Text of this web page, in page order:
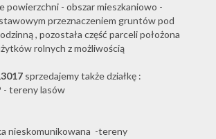
powierzchni - obszar mieszkaniowo -
przeznaczeniem gruntów pod
, pozostała część parceli położona
rolnych z możliwością
sprzedajemy także działkę :
- tereny lasów
nieskomunikowana -tereny